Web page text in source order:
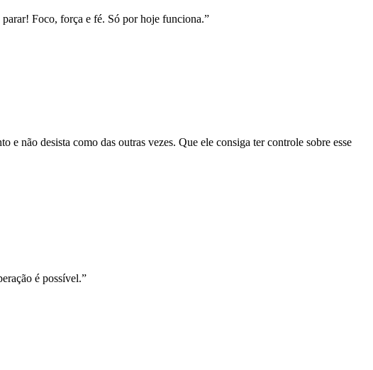
Foco, força e fé. Só por hoje funciona.”
não desista como das outras vezes. Que ele consiga ter controle sobre esse
é possível.”